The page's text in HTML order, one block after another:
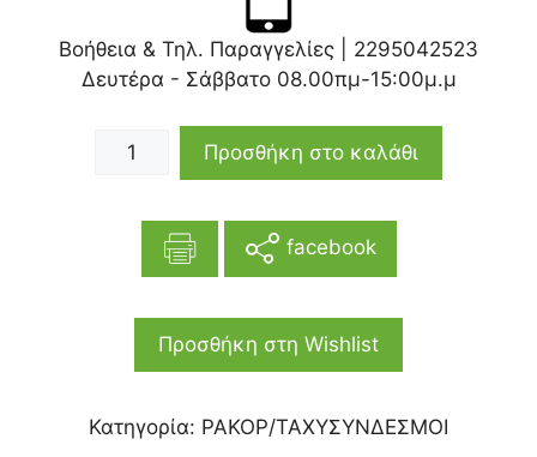
Βοήθεια & Τηλ. Παραγγελίες | 2295042523
Δευτέρα - Σάββατο 08.00πμ-15:00μ.μ
Προσθήκη στο καλάθι
facebook
Προσθήκη στη Wishlist
Κατηγορία: ΡΑΚΟΡ/ΤΑΧΥΣΥΝΔΕΣΜΟΙ